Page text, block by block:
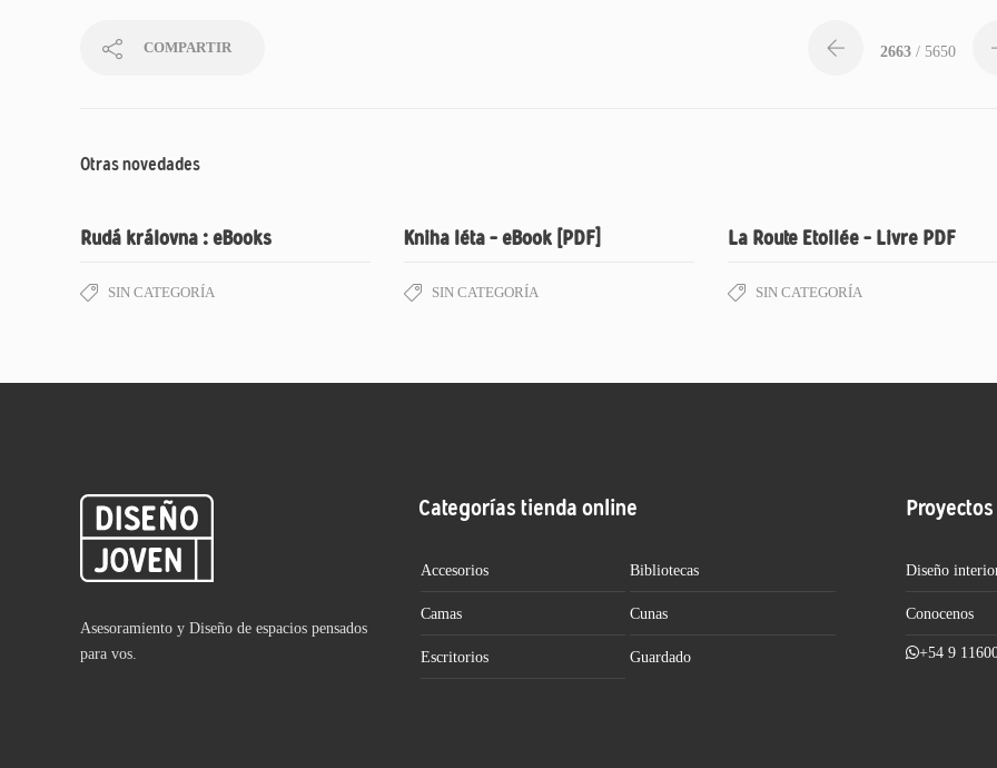
COMPARTIR 2663 / 5650
Otras novedades
Rudá královna : eBooks
SIN CATEGORÍA
Kniha léta – eBook [PDF]
SIN CATEGORÍA
La Route Etoilée – Livre PDF
SIN CATEGORÍA
Asesoramiento y Diseño de espacios pensados
para vos.
Categorías tienda online
Accesorios Bibliotecas
Camas Cunas
Escritorios Guardado
Diseño
Conocenos
+54 9